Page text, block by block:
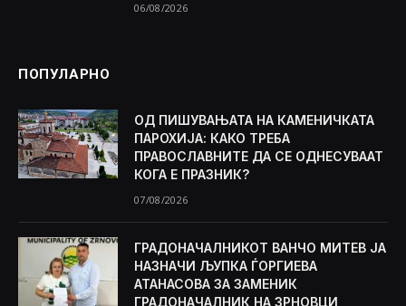
06/08/2026
ПОПУЛАРНО
ОД ПИШУВАЊАТА НА КАМЕНИЧКАТА
ПАРОХИЈА: КАКО ТРЕБА
ПРАВОСЛАВНИТЕ ДА СЕ ОДНЕСУВААТ
КОГА Е ПРАЗНИК?
07/08/2026
ГРАДОНАЧАЛНИКОТ ВАНЧО МИТЕВ ЈА
НАЗНАЧИ ЉУПКА ЃОРГИЕВА
АТАНАСОВА ЗА ЗАМЕНИК
ГРАДОНАЧАЛНИК НА ЗРНОВЦИ